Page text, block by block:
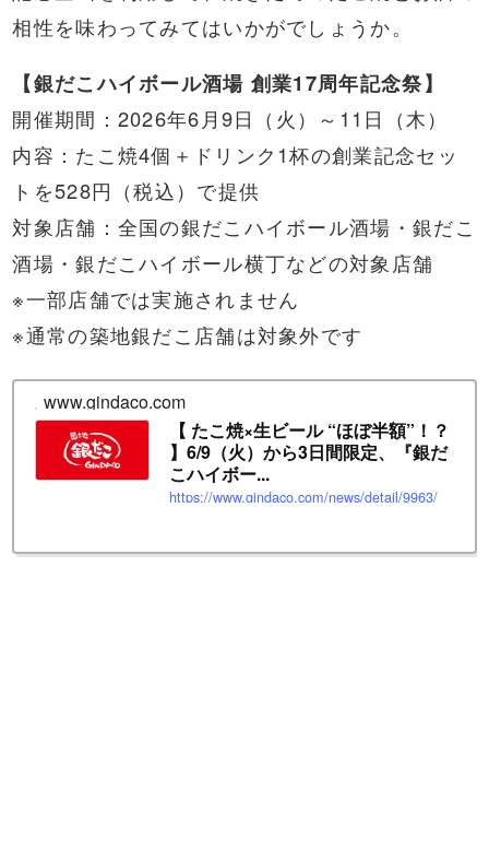
相性を味わってみてはいかがでしょうか。
【銀だこハイボール酒場 創業17周年記念祭】
開催期間：2026年6月9日（火）～11日（木）
内容：たこ焼4個＋ドリンク1杯の創業記念セッ
トを528円（税込）で提供
対象店舗：全国の銀だこハイボール酒場・銀だこ
酒場・銀だこハイボール横丁などの対象店舗
※一部店舗では実施されません
※通常の築地銀だこ店舗は対象外です
www.gindaco.com
【 たこ焼×生ビール “ほぼ半額”！？
】6/9（火）から3日間限定、『銀だ
こハイボー...
https://www.gindaco.com/news/detail/9963/